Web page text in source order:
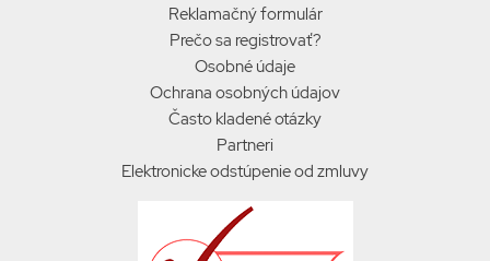
Reklamačný formulár
Prečo sa registrovať?
Osobné údaje
Ochrana osobných údajov
Často kladené otázky
Partneri
Elektronicke odstúpenie od zmluvy